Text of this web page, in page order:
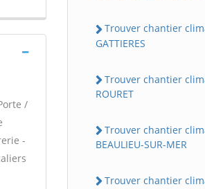
/
-
Trouver chantier
GATTIERES
Trouver chantier
ROURET
Trouver chantier
BEAULIEU-SUR-MER
Trouver chantier